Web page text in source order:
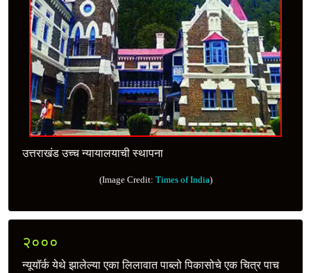
उत्तराखंड उच्‍च न्यायालयाची स्थापना
(Image Credit: Times of India)
२०००
न्यूयॉर्क येथे झालेल्या एका लिलावात पाब्लो पिकासोचे एक चित्र पाच